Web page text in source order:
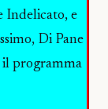
Indelicato, e
Di Pane
il programma